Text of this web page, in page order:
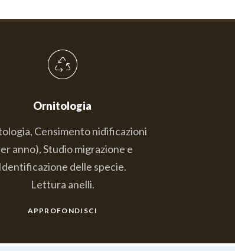
Ornitologia
Censimento nidificazioni
anno), Studio migrazione e
Identificazione delle specie.
Lettura anelli.
APPROFONDISCI